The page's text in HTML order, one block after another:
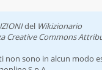
del Wikizionario
Creative Commons
non sono in alcun modo